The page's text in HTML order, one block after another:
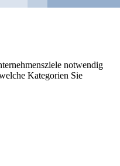
notwendig
Kategorien Sie